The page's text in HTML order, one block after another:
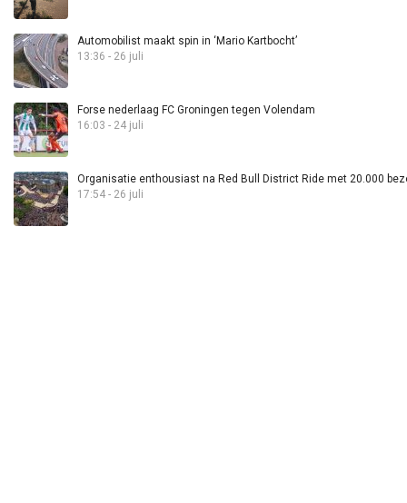
Automobilist maakt spin in ‘Mario Kartbocht’
13:36 - 26 juli
Forse nederlaag FC Groningen tegen Volendam
16:03 - 24 juli
Organisatie enthousiast na Red Bull District Ride met 20.000
17:54 - 26 juli